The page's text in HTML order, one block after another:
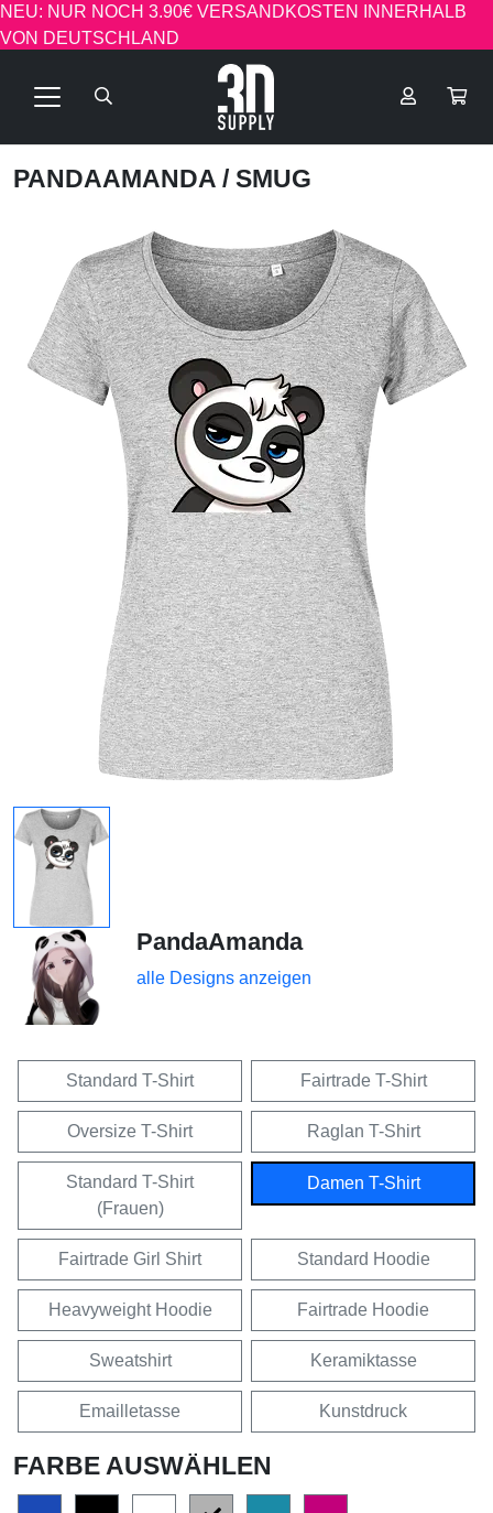
NEU: NUR NOCH 3.90€ VERSANDKOSTEN INNERHALB
VON DEUTSCHLAND
PANDAAMANDA / SMUG
PandaAmanda
alle Designs anzeigen
Standard T-Shirt Fairtrade T-Shirt
Oversize T-Shirt Raglan T-Shirt
Standard T-Shirt
(Frauen)
Damen T-Shirt
Fairtrade Girl Shirt Standard Hoodie
Heavyweight Hoodie Fairtrade Hoodie
Sweatshirt Keramiktasse
Emailletasse Kunstdruck
FARBE AUSWÄHLEN